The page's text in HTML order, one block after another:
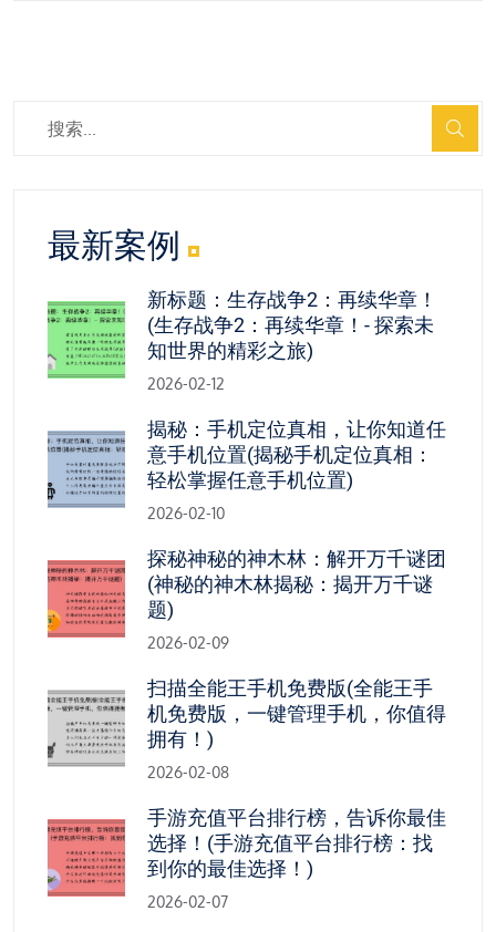
最新案例
新标题：生存战争2：再续华章！
(生存战争2：再续华章！- 探索未
知世界的精彩之旅)
2026-02-12
揭秘：手机定位真相，让你知道任
意手机位置(揭秘手机定位真相：
轻松掌握任意手机位置)
2026-02-10
探秘神秘的神木林：解开万千谜团
(神秘的神木林揭秘：揭开万千谜
题)
2026-02-09
扫描全能王手机免费版(全能王手
机免费版，一键管理手机，你值得
拥有！)
2026-02-08
手游充值平台排行榜，告诉你最佳
选择！(手游充值平台排行榜：找
到你的最佳选择！)
2026-02-07